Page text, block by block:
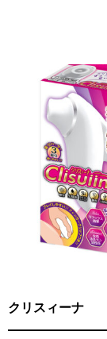
クリスィーナ